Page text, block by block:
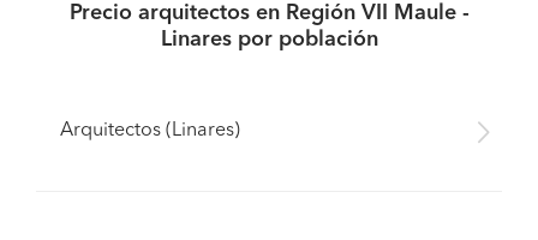
Precio arquitectos en Región VII Maule -
Linares por población
Arquitectos (Linares)